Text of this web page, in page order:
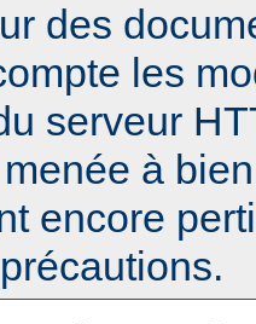
des
les
serveur
à
encore